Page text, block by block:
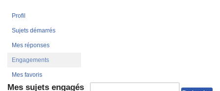
Profil
Sujets démarrés
Mes réponses
Engagements
Mes favoris
Mes sujets engagés